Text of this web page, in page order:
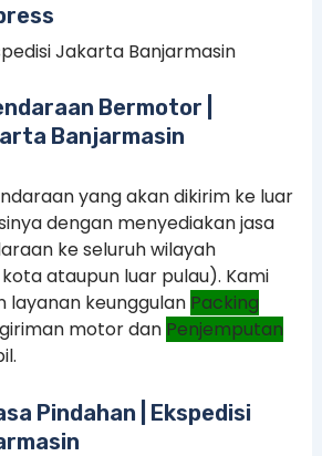
Jakarta Banjarmasin
Bermotor |
Banjarmasin
yang akan dikirim ke luar
dengan menyediakan jasa
ke seluruh wilayah
ataupun luar pulau). Kami
layanan keunggulan Packing
motor dan Penjemputan
Pindahan | Ekspedisi